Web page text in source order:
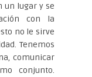
un lugar y se
con la
no le sirve
Tenemos
comunicar
conjunto.